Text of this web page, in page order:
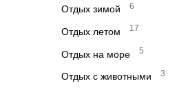
Отдых зимой 6
Отдых летом 17
Отдых на море 5
Отдых с животными 3